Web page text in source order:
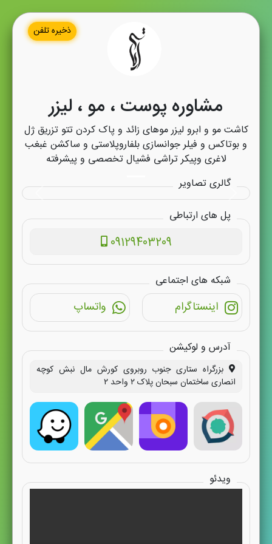
ذخیره تلفن
مشاوره پوست ، مو ، لیزر
کاشت مو و ابرو لیزر موهای زائد و پاک کردن تتو تزریق ژل
و بوتاکس و فیلر جوانسازی بلفاروپلاستی و ساکشن غبغب
لاغری وپیکر تراشی فشیال تخصصی و پیشرفته
گالری تصاویر
پل های ارتباطی
09129403209
شبکه های اجتماعی
واتساپ اینستاگرام
آدرس و لوکیشن
بزرگراه ستاری جنوب روبروی کورش مال نبش کوچه
انصاری ساختمان سبحان پلاک ۲ واحد ۲
ویدئو